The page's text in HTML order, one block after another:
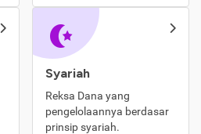
Syariah
Reksa Dana yang
pengelolaannya berdasar
prinsip syariah.